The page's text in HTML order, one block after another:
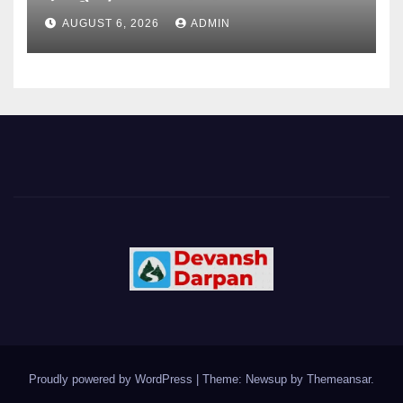
नया विकल्प
AUGUST 6, 2026 ADMIN
Proudly powered by WordPress Theme: Newsup by Themeansar.